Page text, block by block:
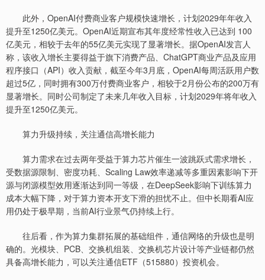
此外，OpenAI付费商业客户规模快速增长，计划2029年年收入
提升至1250亿美元。OpenAI近期宣布其年度经常性收入已达到 100
亿美元，相较于去年的55亿美元实现了显著增长。据OpenAI发言人
称，该收入增长主要得益于旗下消费产品、ChatGPT商业产品及应用
程序接口（API）收入贡献，截至今年3月底，OpenAI每周活跃用户数
超过5亿，同时拥有300万付费商业客户，相较于2月份公布的200万有
显著增长。同时公司制定了未来几年收入目标，计划2029年将年收入
提升至1250亿美元。
算力升级持续，关注通信高增长能力
算力需求在过去两年受益于算力芯片催生一波跳跃式需求增长，
受数据源限制、密度功耗、Scaling Law效率递减等多重因素影响下开
源与闭源模型效用逐渐达到同一等级，在DeepSeek影响下训练算力
成本大幅下降，对于算力资本开支下滑的担忧不止。但中长期看AI应
用仍处于极早期，当前AI行业景气仍持续上行。
往后看，作为算力集群拓展的基础组件，通信网络的升级也是明
确的。光模块、PCB、交换机组装、交换机芯片设计等产业链都仍然
具备高增长能力，可以关注通信ETF（515880）投资机会。